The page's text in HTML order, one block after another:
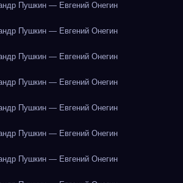
Пушкин — Евгений Онегин
Пушкин — Евгений Онегин
Пушкин — Евгений Онегин
Пушкин — Евгений Онегин
Пушкин — Евгений Онегин
Пушкин — Евгений Онегин
Пушкин — Евгений Онегин